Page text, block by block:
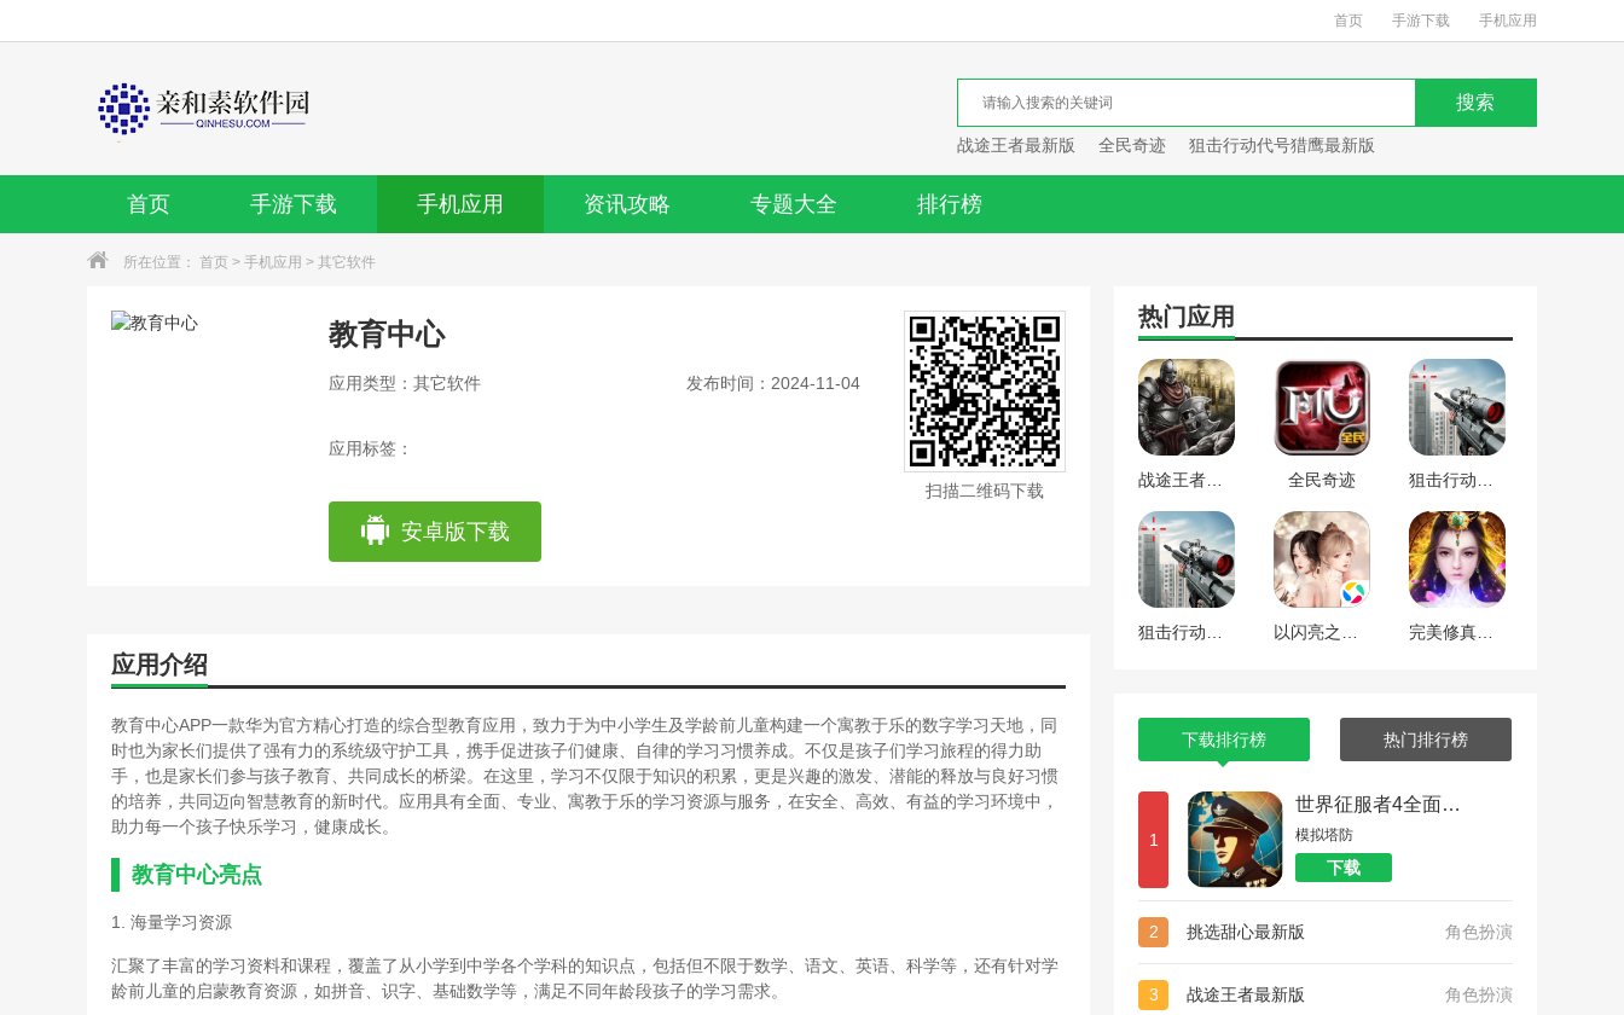
首页 手游下载 手机应用
战途王者最新版 全民奇迹 狙击行动代号猎鹰最新版
首页 手游下载 手机应用 资讯攻略 专题大全 排行榜
所在位置： 首页 > 手机应用 > 其它软件
教育中心
应用类型：其它软件 发布时间：2024-11-04
应用标签：
安卓版下载
扫描二维码下载
应用介绍
教育中心APP一款华为官方精心打造的综合型教育应用，致力于为中小学生及学龄前儿童构建一个寓教于乐的数字学习天地，同
时也为家长们提供了强有力的系统级守护工具，携手促进孩子们健康、自律的学习习惯养成。不仅是孩子们学习旅程的得力助
手，也是家长们参与孩子教育、共同成长的桥梁。在这里，学习不仅限于知识的积累，更是兴趣的激发、潜能的释放与良好习惯
的培养，共同迈向智慧教育的新时代。应用具有全面、专业、寓教于乐的学习资源与服务，在安全、高效、有益的学习环境中，
助力每一个孩子快乐学习，健康成长。
教育中心亮点
1. 海量学习资源
汇聚了丰富的学习资料和课程，覆盖了从小学到中学各个学科的知识点，包括但不限于数学、语文、英语、科学等，还有针对学
龄前儿童的启蒙教育资源，如拼音、识字、基础数学等，满足不同年龄段孩子的学习需求。
热门应用
全民奇迹
下载排行榜 热门排行榜
1
世界征服者4全面战争
模拟塔防
下载
2 挑选甜心最新版 角色扮演
3 战途王者最新版 角色扮演